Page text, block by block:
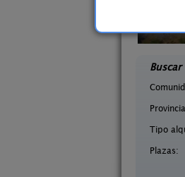
30 €
Buscar
Tipo
Plazas: